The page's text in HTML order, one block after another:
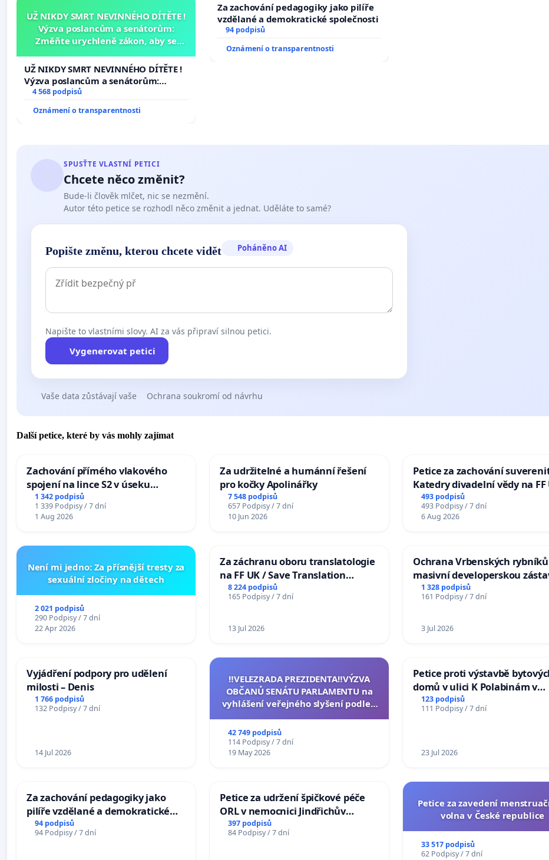
UŽ NIKDY SMRT NEVINNÉHO DÍTĚTE !
Výzva poslancům a senátorům:
Změňte urychleně zákon, aby se
opakovat!
UŽ NIKDY SMRT NEVINNÉHO DÍTĚTE !
Výzva poslancům a senátorům:
Změňte urychleně zákon, aby se
opakovat!
4 568 podpisů
Oznámení o transparentnosti
Za zachování pedagogiky jako pilíře
vzdělané a demokratické společnosti
94 podpisů
Oznámení o transparentnosti
SPUSŤTE VLASTNÍ PETICI
Chcete něco změnit?
Bude-li člověk mlčet, nic se nezmění.
Autor této petice se rozhodl něco změnit a jednat. Uděláte to samé?
Popište změnu, kterou chcete vidět Poháněno AI
Napište to vlastními slovy. AI za vás připraví silnou petici.
Vygenerovat petici
Vaše data zůstávají vaše Ochrana soukromí od návrhu
Další petice, které by vás mohly zajímat
Zachování přímého vlakového
spojení na lince S2 v úseku
Ostrava – Bohumín – Karviná –
Mosty u Jablunkova
1 342 podpisů
1 339 Podpisy / 7 dní
1 Aug 2026
Za udržitelné a humánní řešení
pro kočky Apolinářky
7 548 podpisů
657 Podpisy / 7 dní
10 Jun 2026
Petice za zachování
Katedry divadelní vědy na FF
493 podpisů
493 Podpisy / 7 dní
6 Aug 2026
Není mi jedno: Za přísnější tresty za
sexuální zločiny na dětech
2 021 podpisů
290 Podpisy / 7 dní
22 Apr 2026
Za záchranu oboru translatologie
na FF UK / Save Translation
Studies at the Faculty of Arts,
Charles University
8 224 podpisů
165 Podpisy / 7 dní
13 Jul 2026
Ochrana Vrbenských
masivní developerskou
1 328 podpisů
161 Podpisy / 7 dní
3 Jul 2026
Vyjádření podpory pro udělení
milosti – Denis
1 766 podpisů
132 Podpisy / 7 dní
14 Jul 2026
‼️VELEZRADA PREZIDENTA‼️VÝZVA
OBČANŮ SENÁTU PARLAMENTU na
vyhlášení veřejného slyšení podle §
na přijetí usnesení k podání ústavní
žaloby na prezidenta republiky
42 749 podpisů
114 Podpisy / 7 dní
19 May 2026
Petice proti výstavbě
domů v ulici K Polabinám v
Pardubicích
123 podpisů
111 Podpisy / 7 dní
23 Jul 2026
Za zachování pedagogiky jako
pilíře vzdělané a demokratické
společnosti
94 podpisů
94 Podpisy / 7 dní
Petice za udržení špičkové péče
ORL v nemocnici Jindřichův
Hradec
397 podpisů
84 Podpisy / 7 dní
Petice za zavedení
volna v České republice
33 517 podpisů
62 Podpisy / 7 dní